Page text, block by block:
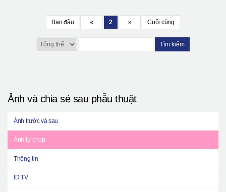
Ban đầu « 2 » Cuối cùng
Tìm kiếm
Ảnh và chia sẻ sau phẫu thuật
Ảnh trước và sau
Ảnh tự chụp
Thông tin
ID TV